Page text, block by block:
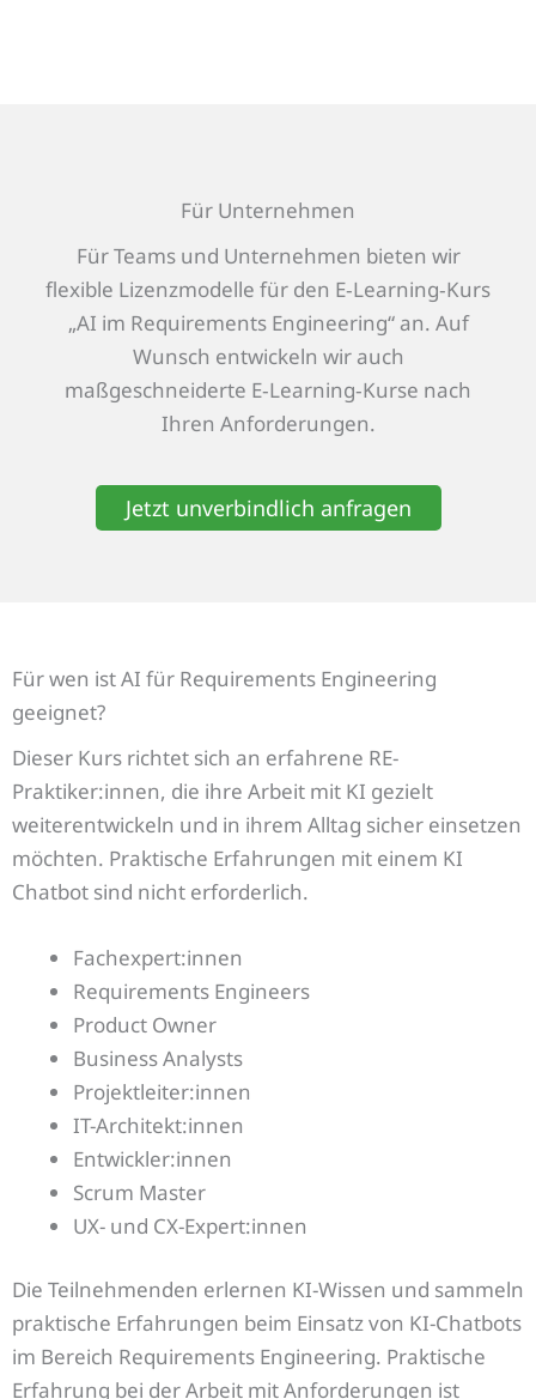
Für Unternehmen
Für Teams und Unternehmen bieten wir
flexible Lizenzmodelle für den E‑Learning‑Kurs
„AI im Requirements Engineering“ an. Auf
Wunsch entwickeln wir auch
maßgeschneiderte E‑Learning‑Kurse nach
Ihren Anforderungen.
Jetzt unverbindlich anfragen
Für wen ist AI für Requirements Engineering
geeignet?
Dieser Kurs richtet sich an erfahrene RE-
Praktiker:innen, die ihre Arbeit mit KI gezielt
weiterentwickeln und in ihrem Alltag sicher einsetzen
möchten. Praktische Erfahrungen mit einem KI
Chatbot sind nicht erforderlich.
Fachexpert:innen
Requirements Engineers
Product Owner
Business Analysts
Projektleiter:innen
IT-Architekt:innen
Entwickler:innen
Scrum Master
UX- und CX-Expert:innen
Die Teilnehmenden erlernen KI-Wissen und sammeln
praktische Erfahrungen beim Einsatz von KI-Chatbots
im Bereich Requirements Engineering. Praktische
Erfahrung bei der Arbeit mit Anforderungen ist